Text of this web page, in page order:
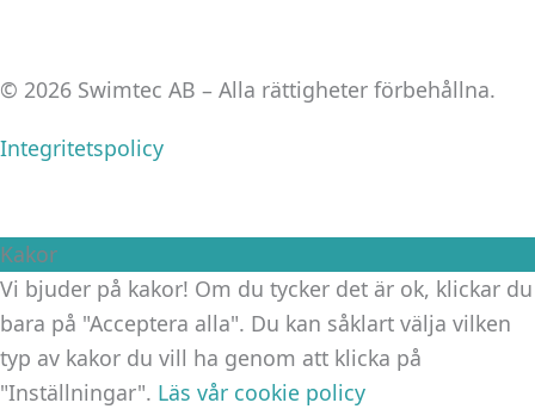
© 2026 Swimtec AB – Alla rättigheter förbehållna.
Integritetspolicy
Kakor
Vi bjuder på kakor! Om du tycker det är ok, klickar du
bara på "Acceptera alla". Du kan såklart välja vilken
typ av kakor du vill ha genom att klicka på
"Inställningar". Läs vår cookie policy